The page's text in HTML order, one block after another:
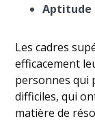
Aptitude
Les cadres
efficacement
personnes qui
difficiles, qui
matière de